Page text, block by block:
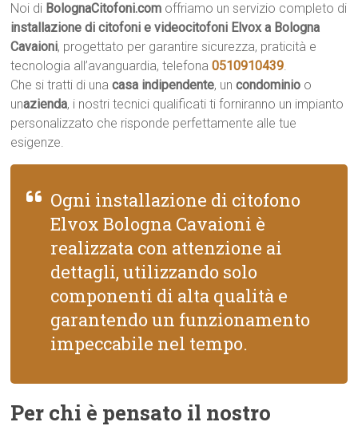
Noi di BolognaCitofoni.com offriamo un servizio completo di
installazione di citofoni e videocitofoni Elvox a Bologna
Cavaioni, progettato per garantire sicurezza, praticità e
tecnologia all’avanguardia, telefona0510910439.
Che si tratti di unacasa indipendente, uncondominio o
unazienda, i nostri tecnici qualificati ti forniranno un impianto
personalizzato che risponde perfettamente alle tue
esigenze.
Ogni installazione di citofono
Elvox Bologna Cavaioni è
realizzata con attenzione ai
dettagli, utilizzando solo
componenti di alta qualità e
garantendo un funzionamento
impeccabile nel tempo.
Per chi è pensato il nostro